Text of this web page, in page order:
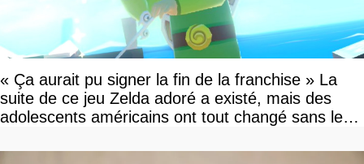
« Ça aurait pu signer la fin de la franchise » La
suite de ce jeu Zelda adoré a existé, mais des
adolescents américains ont tout changé sans le